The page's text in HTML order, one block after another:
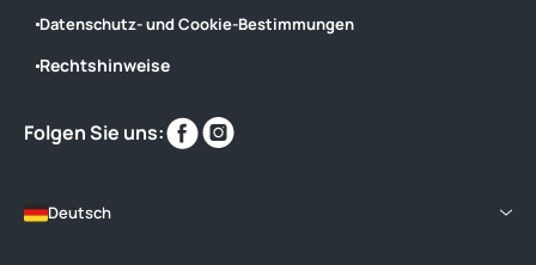
Datenschutz- und Cookie-Bestimmungen
Rechtshinweise
Folgen Sie uns:
Finden
Sie
Deutsch